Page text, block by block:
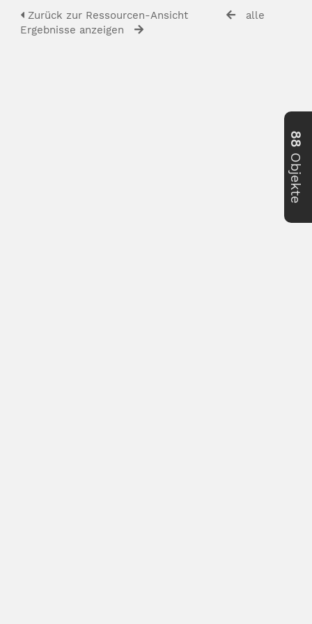
Zurück zur Ressourcen-Ansicht
alle
Ergebnisse anzeigen
88
Objekte